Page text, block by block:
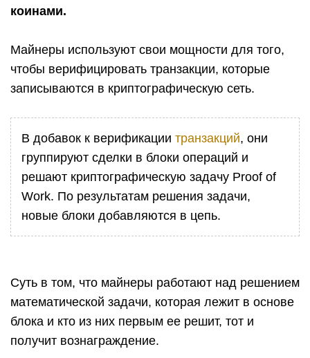
коинами.
Майнеры используют свои мощности для того,
чтобы верифицировать транзакции, которые
записываются в криптографическую сеть.
В добавок к верификации транзакций, они
группируют сделки в блоки операций и
решают криптографическую задачу Proof of
Work. По результатам решения задачи,
новые блоки добавляются в цепь.
Суть в том, что майнеры работают над решением
математической задачи, которая лежит в основе
блока и кто из них первым ее решит, тот и
получит вознаграждение.